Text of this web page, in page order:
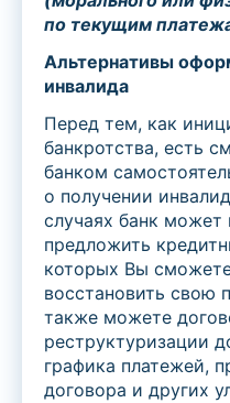
по текущим
Альтернативы
инвалида
Перед тем, как
банкротства, есть
банком
о получении
случаях банк может
предложить
которых Вы
восстановить свою
также можете
реструктуризации
графика платежей,
договора и других